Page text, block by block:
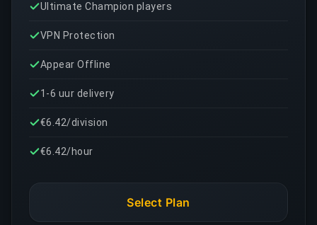
Ultimate Champion players
VPN Protection
Appear Offline
1-6 uur delivery
€6.42/division
€6.42/hour
Select Plan